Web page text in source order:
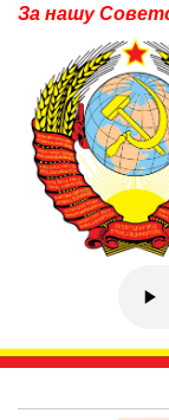
За нашу